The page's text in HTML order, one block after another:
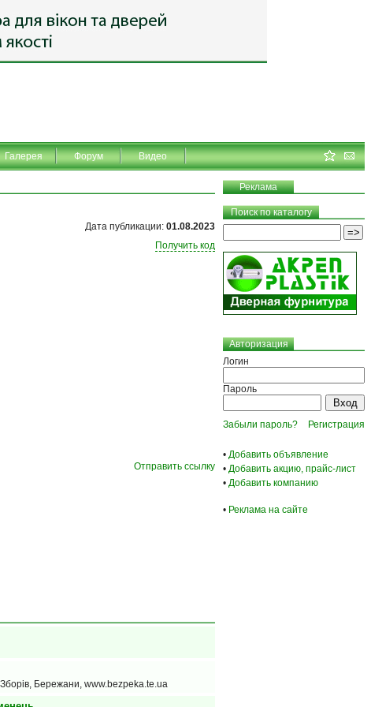
Галерея Форум Видео
Реклама
Дата публикации: 01.08.2023
Получить код
Отправить ссылку
Бережани, www.bezpeka.te.ua
Поиск по каталогу
Авторизация
Логин
Пароль
Забыли пароль? Регистрация
• Добавить объявление
• Добавить акцию, прайс-лист
• Добавить компанию
• Реклама на сайте